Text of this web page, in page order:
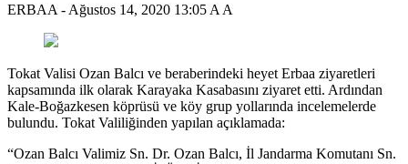
ERBAA - Ağustos 14, 2020 13:05 A A
Tokat Valisi Ozan Balcı ve beraberindeki heyet Erbaa ziyaretleri
kapsamında ilk olarak Karayaka Kasabasını ziyaret etti. Ardından
Kale-Boğazkesen köprüsü ve köy grup yollarında incelemelerde
bulundu. Tokat Valiliğinden yapılan açıklamada:
“Ozan Balcı Valimiz Sn. Dr. Ozan Balcı, İl Jandarma Komutanı Sn.